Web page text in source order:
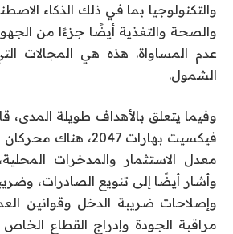
والتكنولوجيا بما في ذلك الذكاء
والصحة والتغذية أيضًا جزءًا من
عدم المساواة. هذه هي المجالات
الشمول.
وفيما يتعلق بالأهداف طويلة المدى،
فيكسيت بهارات 2047،
معدل الاستثمار والمدخرات
وأشار أيضًا إلى تنويع الصادرات،
وإصلاحات ضريبة الدخل وقوانين
مراقبة الجودة وإدراج القطاع الخاص